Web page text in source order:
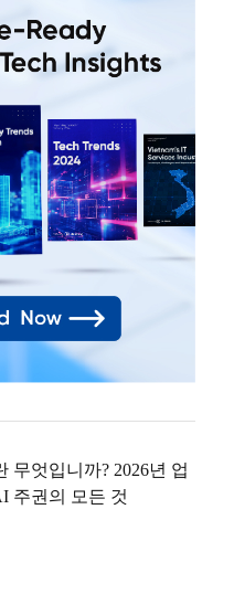
무엇입니까? 2026년 업
주권의 모든 것